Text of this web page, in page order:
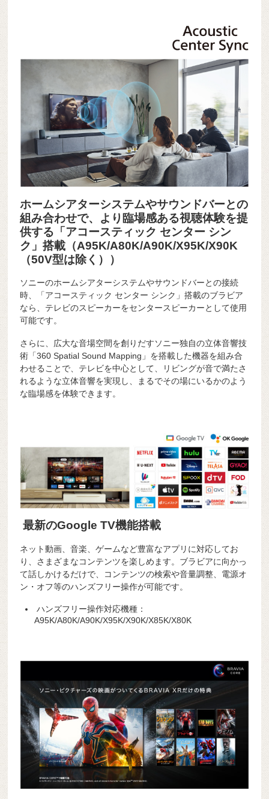
ホームシアターシステムやサウンドバーとの
組み合わせで、より臨場感ある視聴体験を提
供する「アコースティック センター シン
ク」搭載（A95K/A80K/A90K/X95K/X90K
（50V型は除く））
ソニーのホームシアターシステムやサウンドバーとの接続
時、「アコースティック センター シンク」搭載のブラビア
なら、テレビのスピーカーをセンタースピーカーとして使用
可能です。
さらに、広大な音場空間を創りだすソニー独自の立体音響技
術「360 Spatial Sound Mapping」を搭載した機器を組み合
わせることで、テレビを中心として、リビングが音で満たさ
れるような立体音響を実現し、まるでその場にいるかのよう
な臨場感を体験できます。
最新のGoogle TV機能搭載
ネット動画、音楽、ゲームなど豊富なアプリに対応してお
り、さまざまなコンテンツを楽しめます。ブラビアに向かっ
て話しかけるだけで、コンテンツの検索や音量調整、電源オ
ン・オフ等のハンズフリー操作が可能です。
ハンズフリー操作対応機種：
A95K/A80K/A90K/X95K/X90K/X85K/X80K